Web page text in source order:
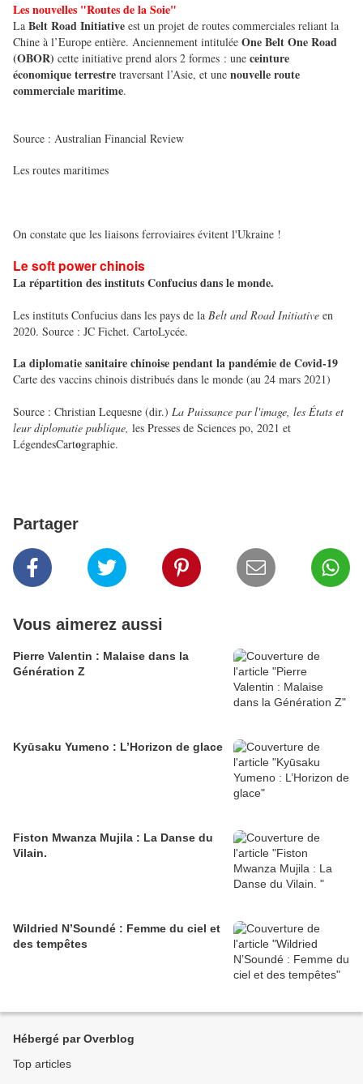
Les nouvelles "Routes de la Soie"
La Belt Road Initiative est un projet de routes commerciales reliant la
Chine à l’Europe entière. Anciennement intitulée One Belt One Road
(OBOR) cette initiative prend alors 2 formes : une ceinture
économique terrestre traversant l’Asie, et une nouvelle route
commerciale maritime.
Source : Australian Financial Review
Les routes maritimes
On constate que les liaisons ferroviaires évitent l'Ukraine !
Le soft power chinois
La répartition des instituts Confucius dans le monde.
Les instituts Confucius dans les pays de la Belt and Road Initiative en
2020. Source : JC Fichet. CartoLycée.
La diplomatie sanitaire chinoise pendant la pandémie de Covid-19
Carte des vaccins chinois distribués dans le monde (au 24 mars 2021)
Source : Christian Lequesne (dir.) La Puissance par l'image, les États et
leur diplomatie publique, les Presses de Sciences po, 2021 et
LégendesCartographie.
Partager
Vous aimerez aussi
Pierre Valentin : Malaise dans la
Génération Z
Kyūsaku Yumeno : L’Horizon de glace
Fiston Mwanza Mujila : La Danse du
Vilain.
Wildried N’Soundé : Femme du ciel et
des tempêtes
Hébergé par Overblog
Top articles